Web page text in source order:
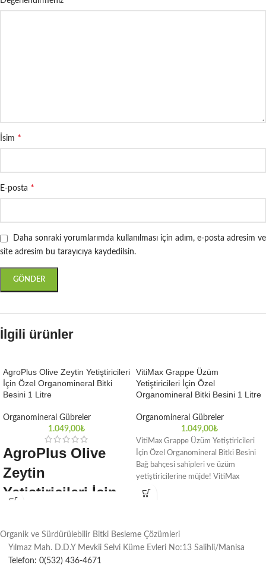
İsim *
E-posta *
Daha sonraki yorumlarımda kullanılması için adım, e-posta adresim ve
site adresim bu tarayıcıya kaydedilsin.
İlgili ürünler
AgroPlus Olive Zeytin Yetiştiricileri
İçin Özel Organomineral Bitki
Besini 1 Litre
Organomineral Gübreler
1.049,00₺
AgroPlus Olive
Zeytin
Yetiştiricileri İçin
Organomineral
Bitki Besini 1 Litre
VitiMax Grappe Üzüm
Yetiştiricileri İçin Özel
Organomineral Bitki Besini 1 Litre
Organomineral Gübreler
1.049,00₺
VitiMax Grappe Üzüm Yetiştiricileri
İçin Özel Organomineral Bitki Besini
Bağ bahçesi sahipleri ve üzüm
yetiştiricilerine müjde! VitiMax
Grappe, üzümünüzün daha
Organik ve Sürdürülebilir Bitki Besleme Çözümleri
Yılmaz Mah. D.D.Y Mevkii Selvi Küme Evleri No:13 Salihli/Manisa
Telefon: 0(532) 436-4671